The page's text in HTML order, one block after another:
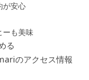
が安心
ーも美味
る
のアクセス情報